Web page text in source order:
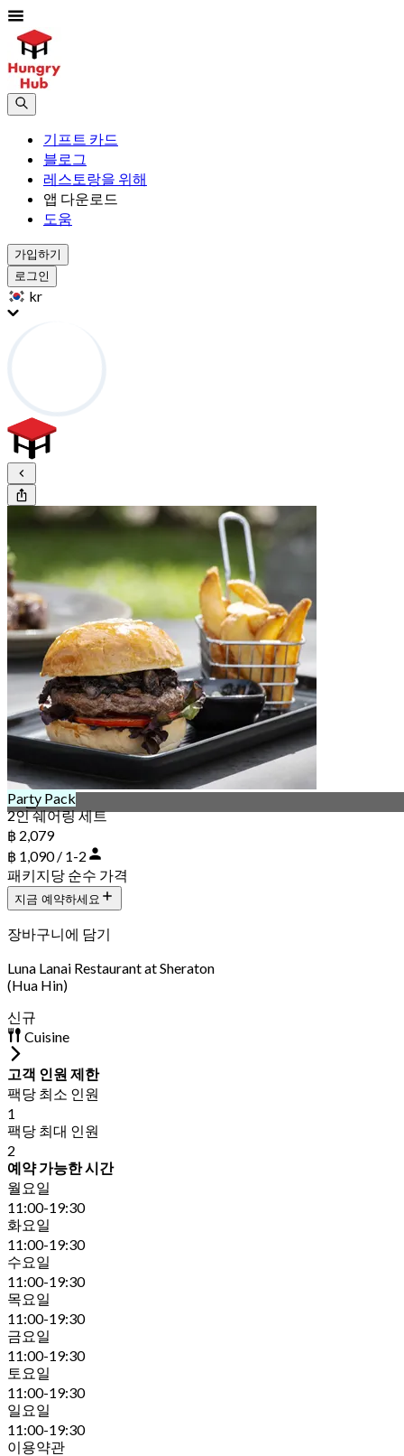
기프트 카드
블로그
레스토랑을 위해
앱 다운로드
도움
가입하기
로그인
kr
15일 left
Party Pack
2인 쉐어링 세트
฿ 2,079
฿ 1,090 / 1-2
패키지당 순수 가격
지금 예약하세요
장바구니에 담기
Luna Lanai Restaurant at Sheraton
(Hua Hin)
신규
Cuisine
고객 인원 제한
팩당 최소 인원
1
팩당 최대 인원
2
예약 가능한 시간
월요일
11:00-19:30
화요일
11:00-19:30
수요일
11:00-19:30
목요일
11:00-19:30
금요일
11:00-19:30
토요일
11:00-19:30
일요일
11:00-19:30
이용약관